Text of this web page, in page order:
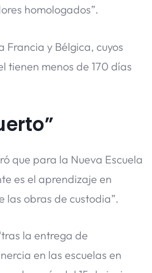
homologados”.
Francia y Bélgica, cuyos
tienen menos de 170 días
que para la Nueva Escuela
es el aprendizaje en
las obras de custodia”.
la entrega de
en las escuelas en